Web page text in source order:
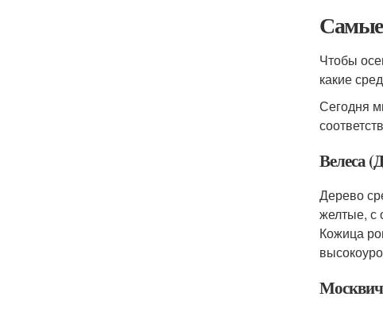
Самые
Чтобы
какие
Сегодня
Велеса
Дерево
желтые, с
Кожица